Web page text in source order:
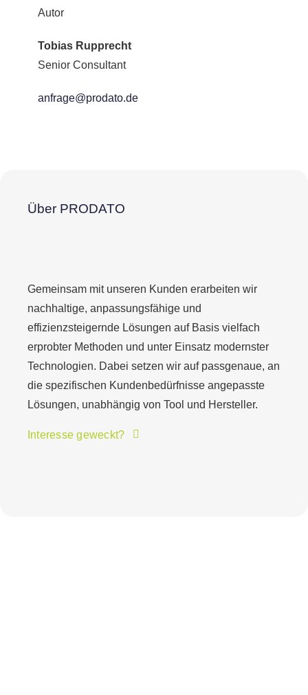
Autor
Tobias Rupprecht
Senior Consultant
anfrage@prodato.de
Über PRODATO
Gemeinsam mit unseren Kunden erarbeiten wir
nachhaltige, anpassungsfähige und
effizienzsteigernde Lösungen auf Basis vielfach
erprobter Methoden und unter Einsatz modernster
Technologien. Dabei setzen wir auf passgenaue, an
die spezifischen Kundenbedürfnisse angepasste
Lösungen, unabhängig von Tool und Hersteller.
Interesse geweckt?